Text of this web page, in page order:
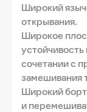
Широкий
открывания.
Широкое
устойчивость
сочетании с
замешивания
Широкий
и